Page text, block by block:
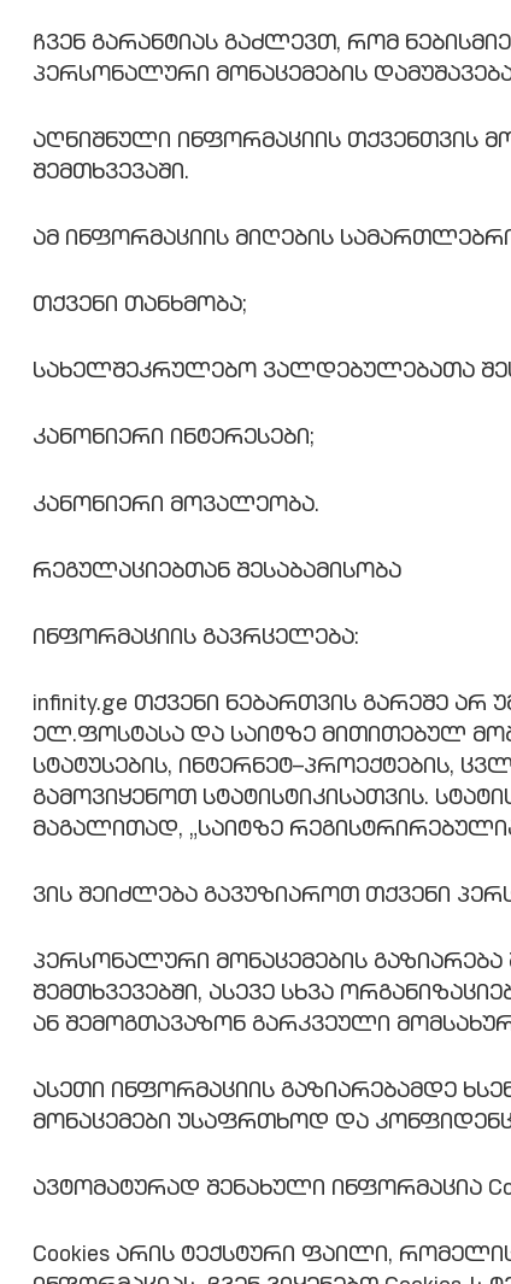
Ჩვენ გარანტიას გაძლევთ, რომ
პერსონალური მონაცემების
აღნიშნული ინფორმაციის თქვენთვის
შემთხვევაში.
ამ ინფორმაციის მიღების
თქვენი თანხმობა;
სახელშეკრულებო ვალდებულებათა
კანონიერი ინტერესები;
კანონიერი მოვალეობა.
რეგულაციებთან შესაბამისობა
ინფორმაციის გავრცელება:
infinity.ge თქვენი ნებართვის გარეშე
ელ.ფოსტასა და საიტზე მითითებულ
სტატუსების, ინტერნეტ–პროექტების,
გამოვიყენოთ სტატისტიკისათვის.
მაგალითად, „საიტზე
ვის შეიძლება გავუზიაროთ თქვენი
პერსონალური მონაცემების
შემთხვევებში, ასევე სხვა
ან შემოგთავაზონ გარკვეული
ასეთი ინფორმაციის გაზიარებამდე
მონაცემები უსაფრთხოდ და
ავტომატურად შენახული ინფორმაცია
Cookies არის ტექსტური ფაილი,